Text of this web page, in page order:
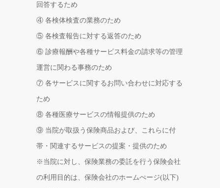
回答するため
④ 各検体検査の業務のため
⑤ 各検査報告に対する返答のため
⑥ 診療報酬や各種サービス料金の請求等の管理
運営に関わる事務のため
⑦ 各サービスに関するお問い合わせに対応する
ため
⑧ 各種医療サービスの情報提供のため
⑨ 当院が取扱う保険商品および、これらに付
帯・関連するサービスの提案・提供のため
※当院に対し、保険業務の委託を行う保険会社
の利用目的は、保険会社のホームぺージ(以下)